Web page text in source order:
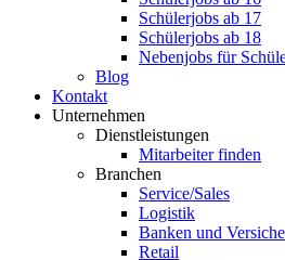
Schülerjobs ab 17
Schülerjobs ab 18
Nebenjobs für
Blog
Kontakt
Unternehmen
Dienstleistungen
Mitarbeiter finden
Branchen
Service/Sales
Logistik
Banken und
Retail